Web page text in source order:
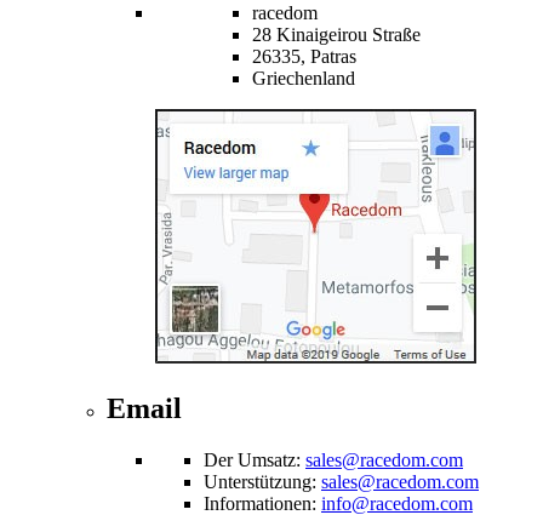
racedom
28 Kinaigeirou Straße
26335, Patras
Griechenland
Email
Der Umsatz: sales@racedom.com
Unterstützung: sales@racedom.com
Informationen: info@racedom.com